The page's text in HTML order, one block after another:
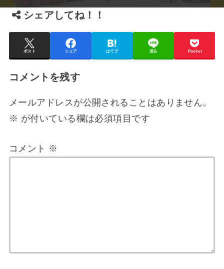
シェアしてね！！
ポスト シェア はてブ 送る Pocket
コメントを残す
メールアドレスが公開されることはありません。
※ が付いている欄は必須項目です
コメント ※